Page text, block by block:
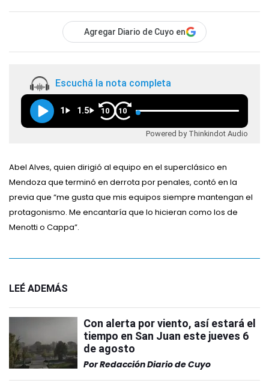
Agregar Diario de Cuyo en
Escuchá la nota completa
1 1.5 10 10
Powered by Thinkindot Audio
Abel Alves, quien dirigió al equipo en el superclásico en
Mendoza que terminó en derrota por penales, contó en la
previa que “me gusta que mis equipos siempre mantengan el
protagonismo. Me encantaría que lo hicieran como los de
Menotti o Cappa”.
LEÉ ADEMÁS
Con alerta por viento, así estará el
tiempo en San Juan este jueves 6
de agosto
PorRedacción Diario de Cuyo